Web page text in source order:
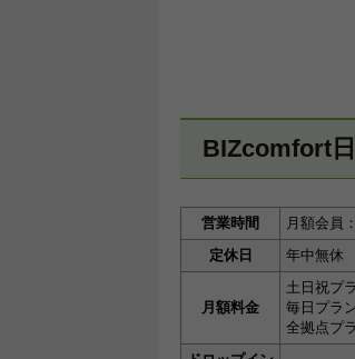
BIZcomfort
営業時間
月額会員
定休日
年中無休
月額料金
土日祝プ
毎日プラ
全拠点プ